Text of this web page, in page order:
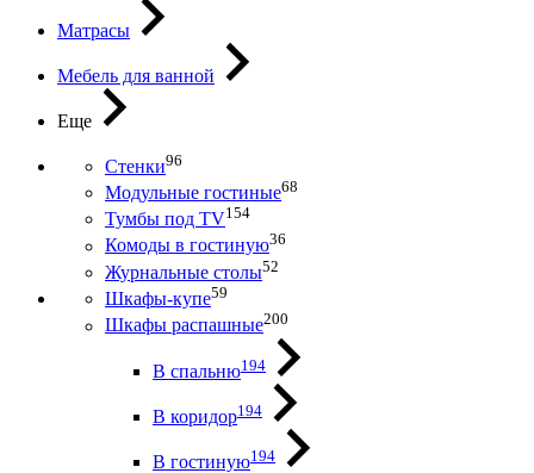
Матрасы
Мебель для ванной
Еще
Стенки96
Модульные гостиные68
Тумбы под ТV154
Комоды в гостиную36
Журнальные столы52
Шкафы-купе59
Шкафы распашные200
В спальню194
В коридор194
В гостиную194